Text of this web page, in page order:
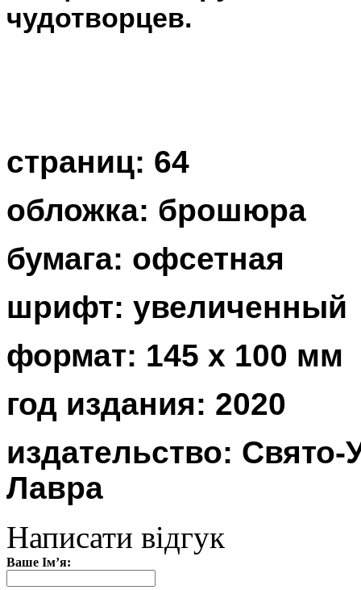
чудотворцев.
страниц: 64
обложка: брошюра
бумага: офсетная
шрифт: увеличенный
формат: 145 x 100 мм
год издания: 2020
издательство: Свято-
Лавра
Написати відгук
Ваше Ім’я: